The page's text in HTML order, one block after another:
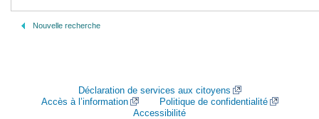
Nouvelle recherche
Déclaration de services aux citoyens
Accès à l’information
Politique de confidentialité
Accessibilité